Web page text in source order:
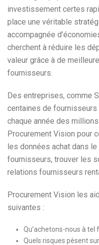
investissement certes
place une véritable
accompagnée
cherchent à réduire les
valeur grâce à de
fournisseurs.
Des entreprises, comme
centaines de
chaque année des
Procurement Vision pour
les données achat dans
fournisseurs, trouver les
relations fournisseurs
Procurement Vision les
suivantes :
Qu’achetons-nous à
Quels risques pèsent